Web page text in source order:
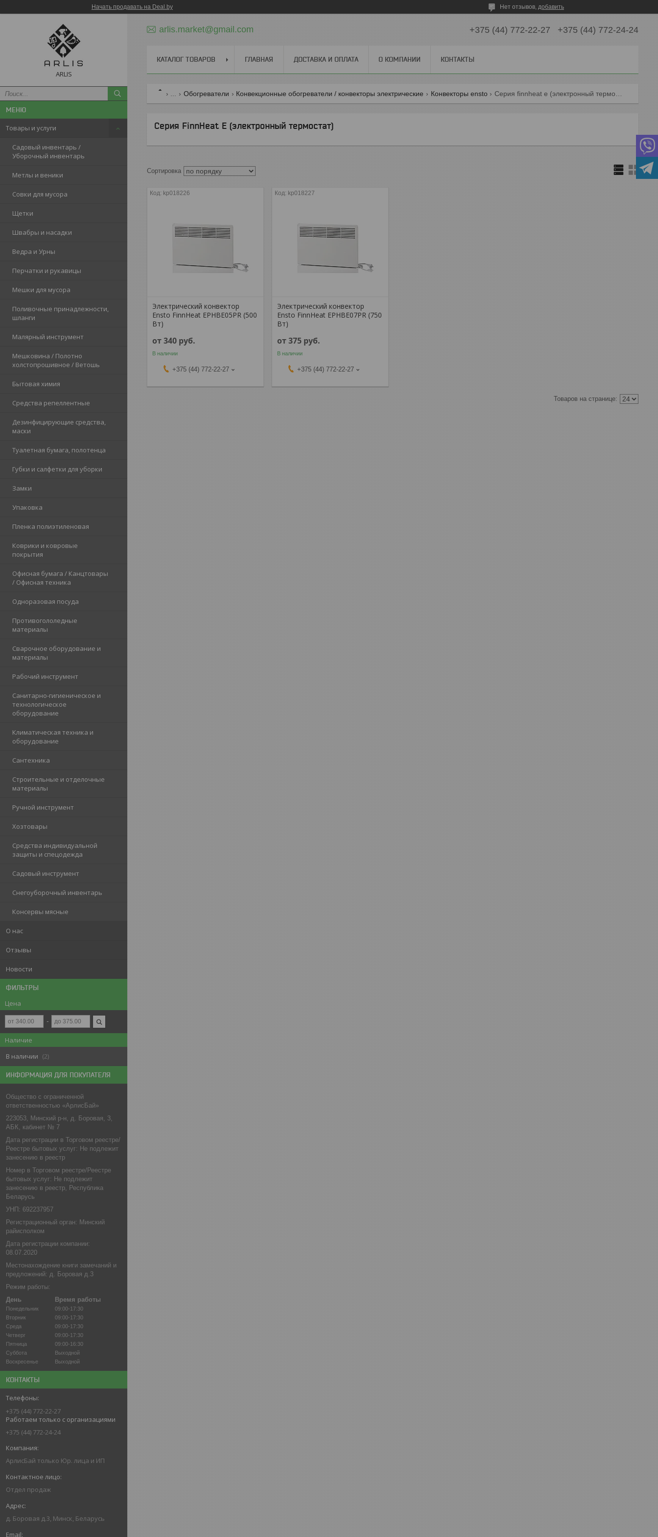
Начать продавать на Deal.by Нет отзывов, добавить
ARLIS
Товары и услуги
Садовый инвентарь /
Уборочный инвентарь
Метлы и веники
Совки для мусора
Щетки
Швабры и насадки
Ведра и Урны
Перчатки и рукавицы
Мешки для мусора
Поливочные принадлежности,
шланги
Малярный инструмент
Мешковина / Полотно
холстопрошивное / Ветошь
Бытовая химия
Средства репеллентные
Дезинфицирующие средства,
маски
Туалетная бумага, полотенца
Губки и салфетки для уборки
Замки
Упаковка
Пленка полиэтиленовая
Коврики и ковровые
покрытия
Офисная бумага / Канцтовары
/ Офисная техника
Одноразовая посуда
Противогололедные
материалы
Сварочное оборудование и
материалы
Рабочий инструмент
Санитарно-гигиеническое и
технологическое
оборудование
Климатическая техника и
оборудование
Cантехника
Строительные и отделочные
материалы
Ручной инструмент
Хозтовары
Средства индивидуальной
защиты и спецодежда
Садовый инструмент
Снегоуборочный инвентарь
Консервы мясные
О нас
Отзывы
Новости
ФИЛЬТРЫ
Цена
Наличие
В наличии
2
ИНФОРМАЦИЯ ДЛЯ ПОКУПАТЕЛЯ
Общество с ограниченной
ответственностью «АрлисБай»
223053, Минский р-н, д. Боровая, 3,
АБК, кабинет № 7
Дата регистрации в Торговом реестре/
Реестре бытовых услуг: Не подлежит
занесению в реестр
Номер в Торговом реестре/Реестре
бытовых услуг: Не подлежит
занесению в реестр, Республика
Беларусь
УНП: 692237957
Регистрационный орган: Минский
райисполком
Дата регистрации компании:
08.07.2020
Местонахождение книги замечаний и
предложений: д. Боровая д.3
Режим работы:
День
Время работы
Понедельник
09:00-17:30
Вторник
09:00-17:30
Среда
09:00-17:30
Четверг
09:00-17:30
Пятница
09:00-16:30
Суббота
Выходной
Воскресенье
Выходной
КОНТАКТЫ
+375 (44) 772-22-27
Работаем только с организациями
+375 (44) 772-24-24
АрлисБай только Юр. лица и ИП
Отдел продаж
д. Боровая д.3, Минск, Беларусь
arlis.market@gmail.com +375 (44) 772-22-27 +375 (44) 772-24-24
КАТАЛОГ ТОВАРОВ ГЛАВНАЯ ДОСТАВКА И ОПЛАТА О КОМПАНИИ КОНТАКТЫ
Обогреватели Конвекционные обогреватели / конвекторы электрические Конвекторы ensto
Серия FinnHeat E (электронный термостат)
kp018226
Электрический конвектор
Ensto FinnHeat EPHBE05PR (500
Вт)
от 340 руб.
В наличии
+375 (44) 772-22-27
kp018227
Электрический конвектор
Ensto FinnHeat EPHBE07PR (750
Вт)
от 375 руб.
В наличии
+375 (44) 772-22-27